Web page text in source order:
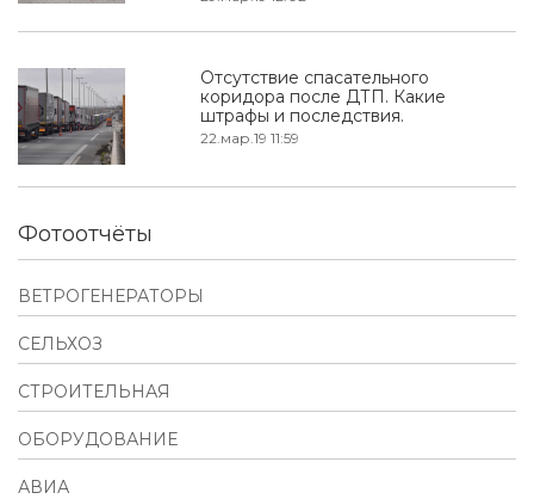
Отсутствие спасательного
коридора после ДТП. Какие
штрафы и последствия.
22.мар.19 11:59
Фотоотчёты
ВЕТРОГЕНЕРАТОРЫ
СЕЛЬХОЗ
СТРОИТЕЛЬНАЯ
ОБОРУДОВАНИЕ
АВИА